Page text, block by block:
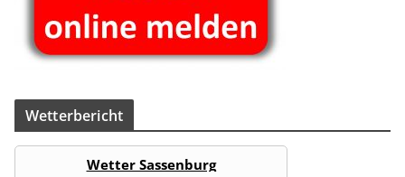
Wet­ter­be­richt
Wetter Sassenburg